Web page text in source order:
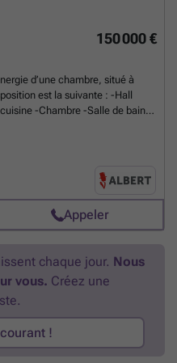
150 000 €
d’une chambre, situé à
est la suivante : -Hall
-Chambre -Salle de bain -
économe en énergie -
votre visite via ### ou
Appeler
chaque jour. Nous
vous. Créez une
!